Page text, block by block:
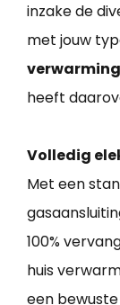
inzake de
met jouw
heeft
Volledig
Met een
100%
huis
een